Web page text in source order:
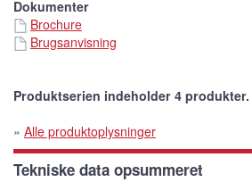
Dokumenter
Brochure
Brugsanvisning
Produktserien indeholder 4 produkter.
» Alle produktoplysninger
Tekniske data opsummeret